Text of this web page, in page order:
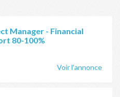
Manager - Financial
80-100%
Voir l'annonce